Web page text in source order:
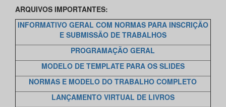
ARQUIVOS IMPORTANTES:
INFORMATIVO GERAL COM NORMAS PARA INSCRIÇÃO
E SUBMISSÃO DE TRABALHOS
PROGRAMAÇÃO GERAL
MODELO DE TEMPLATE PARA OS SLIDES
NORMAS E MODELO DO TRABALHO COMPLETO
LANÇAMENTO VIRTUAL DE LIVROS